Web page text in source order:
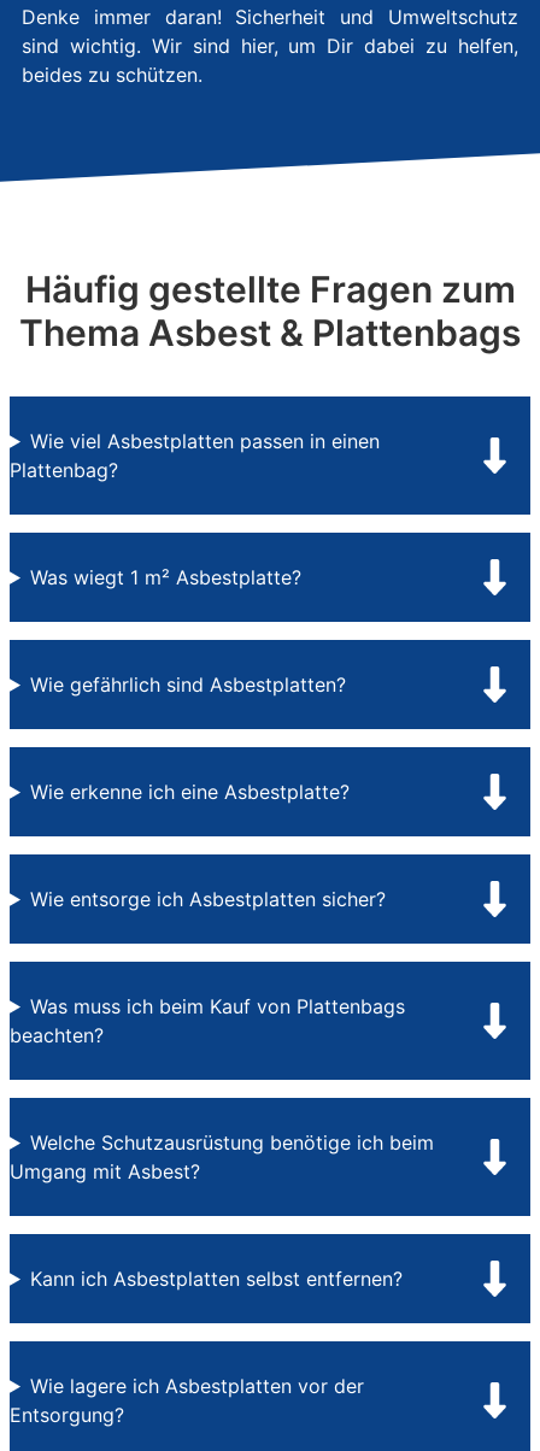
Denke immer daran! Sicherheit und Umweltschutz
sind wichtig. Wir sind hier, um Dir dabei zu helfen,
beides zu schützen.
Häufig gestellte Fragen zum
Thema Asbest & Plattenbags
Wie viel Asbestplatten passen in einen
Plattenbag?
Was wiegt 1 m² Asbestplatte?
Wie gefährlich sind Asbestplatten?
Wie erkenne ich eine Asbestplatte?
Wie entsorge ich Asbestplatten sicher?
Was muss ich beim Kauf von Plattenbags
beachten?
Welche Schutzausrüstung benötige ich beim
Umgang mit Asbest?
Kann ich Asbestplatten selbst entfernen?
Wie lagere ich Asbestplatten vor der
Entsorgung?